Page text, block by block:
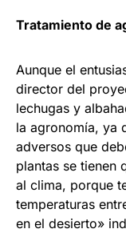
Tratamiento de
Aunque el
director del
lechugas y
la agronomía, ya
adversos que
plantas se tienen
al clima, porque
temperaturas
en el desierto»